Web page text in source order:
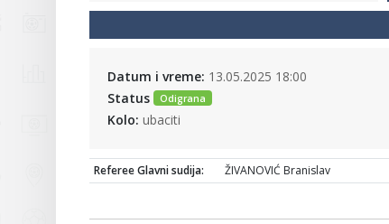
Datum i vreme: 13.05.2025 18:00
Status
Odigrana
Kolo: ubaciti
Referee Glavni sudija: ŽIVANOVIĆ Branislav